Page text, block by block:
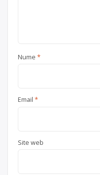
Nume *
Email *
Site web